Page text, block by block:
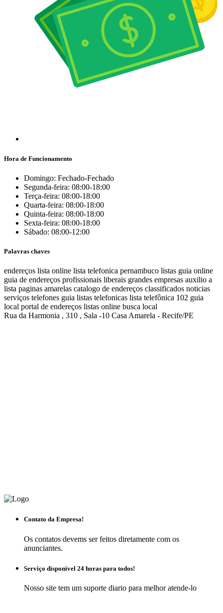
Hora de Funcionamento
Domingo: Fechado-Fechado
Segunda-feira: 08:00-18:00
Terça-feira: 08:00-18:00
Quarta-feira: 08:00-18:00
Quinta-feira: 08:00-18:00
Sexta-feira: 08:00-18:00
Sábado: 08:00-12:00
Palavras chaves
endereços lista online lista telefonica pernambuco listas guia online
guia de endereços profissionais liberais grandes empresas auxilio a
lista paginas amarelas catalogo de endereços classificados noticias
serviços telefones guia listas telefonicas lista telefônica 102 guia
local portal de endereços listas online busca local
Rua da Harmonia , 310 , Sala -10 Casa Amarela - Recife/PE
Contato da Empresa!
Os contatos devems ser feitos diretamente com os
anunciantes.
Serviço disponivel 24 horas para todos!
Nosso site tem um suporte diario para melhor atende-lo